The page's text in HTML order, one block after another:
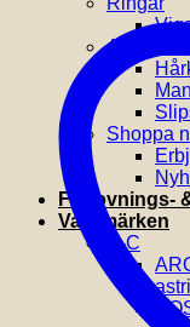
Shoppa
Förlovnings-
Varumärken
A-C